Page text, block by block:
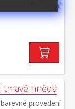
provedení
tmavě hnědá
provedení